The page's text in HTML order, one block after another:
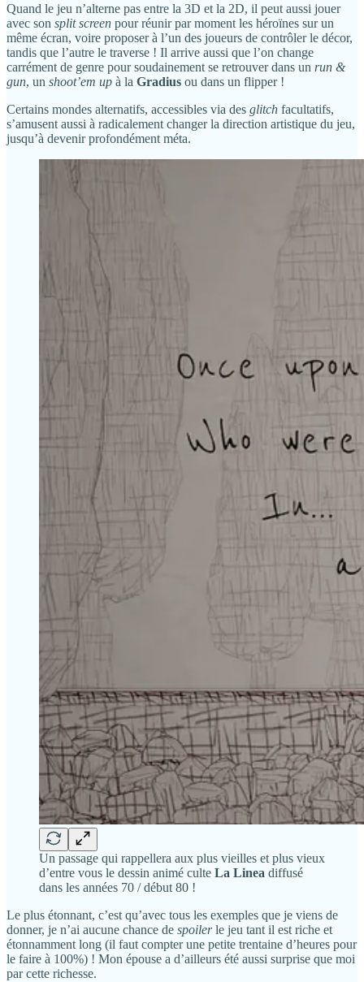
Quand le jeu n’alterne pas entre la 3D et la 2D, il peut aussi jouer
avec son split screen pour réunir par moment les héroïnes sur un
même écran, voire proposer à l’un des joueurs de contrôler le décor,
tandis que l’autre le traverse ! Il arrive aussi que l’on change
carrément de genre pour soudainement se retrouver dans un run &
gun, un shoot’em up à la Gradius ou dans un flipper !
Certains mondes alternatifs, accessibles via des glitch facultatifs,
s’amusent aussi à radicalement changer la direction artistique du jeu,
jusqu’à devenir profondément méta.
Un passage qui rappellera aux plus vieilles et plus vieux
d’entre vous le dessin animé culte La Linea diffusé
dans les années 70 / début 80 !
Le plus étonnant, c’est qu’avec tous les exemples que je viens de
donner, je n’ai aucune chance de spoilerle jeu tant il est riche et
étonnamment long (il faut compter une petite trentaine d’heures pour
le faire à 100%) ! Mon épouse a d’ailleurs été aussi surprise que moi
par cette richesse.